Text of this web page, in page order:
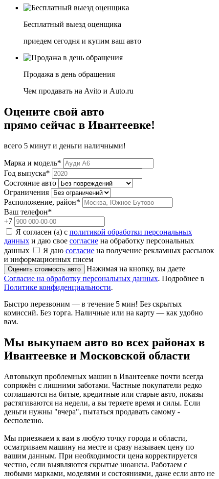
Бесплатный выезд оценщика
приедем сегодня и купим ваш авто
Продажа в день обращения
Чем продавать на Avito и Auto.ru
Оцените свой авто
прямо сейчас в Ивантеевке!
всего 5 минут и деньги наличными!
Марка и модель*
Год выпуска*
Состояние авто
Ограничения
Расположение, район*
Ваш телефон*
+7
Я согласен (а) с политикой обработки персональных
данных и даю свое согласие на обработку персональных
данных
Я даю согласие на получение рекламных рассылок
и информационных писем
Оценить стоимость авто
Нажимая на кнопку, вы даете
Согласие на обработку персональных данных. Подробнее в
Политике конфиденциальности.
Быстро перезвоним — в течение 5 мин! Без скрытых
комиссий. Без торга. Наличные или на карту — как удобно
вам.
Мы выкупаем авто во всех районах в
Ивантеевке и Московской области
Автовыкуп проблемных машин в Ивантеевке почти всегда
сопряжён с лишними заботами. Частные покупатели редко
соглашаются на битые, кредитные или старые авто, показы
растягиваются на недели, а вы теряете время и силы. Если
деньги нужны "вчера", пытаться продавать самому -
бесполезно.
Мы приезжаем к вам в любую точку города и области,
осматриваем машину на месте и сразу называем цену по
вашим данным. При необходимости цена корректируется
честно, если выявляются скрытые нюансы. Работаем с
любыми марками, моделями и состояниями, даже если авто не